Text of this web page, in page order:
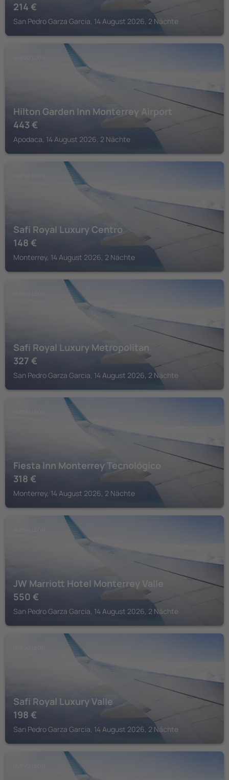
214 €
San Pedro Garza Garcia, 14 August 2026, 2 Nächte
Hilton Garden Inn Monterrey Airport
443 €
Apodaca, 14 August 2026, 2 Nächte
Safi Royal Luxury Centro
148 €
Monterrey, 14 August 2026, 2 Nächte
Safi Royal Luxury Metropolitan
327 €
San Pedro Garza Garcia, 14 August 2026, 2 Nächte
Fiesta Inn Monterrey Tecnológico
318 €
Monterrey, 14 August 2026, 2 Nächte
JW Marriott Hotel Monterrey Valle
550 €
San Pedro Garza Garcia, 14 August 2026, 2 Nächte
Safi Royal Luxury Valle
198 €
San Pedro Garza Garcia, 14 August 2026, 2 Nächte